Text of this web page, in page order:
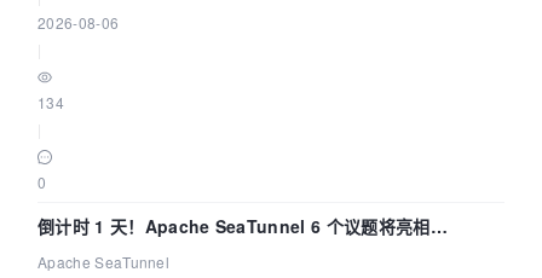
2026-08-06
134
0
倒计时 1 天！Apache SeaTunnel 6 个议题将亮相
Community Over Code Asia 2026
Apache SeaTunnel